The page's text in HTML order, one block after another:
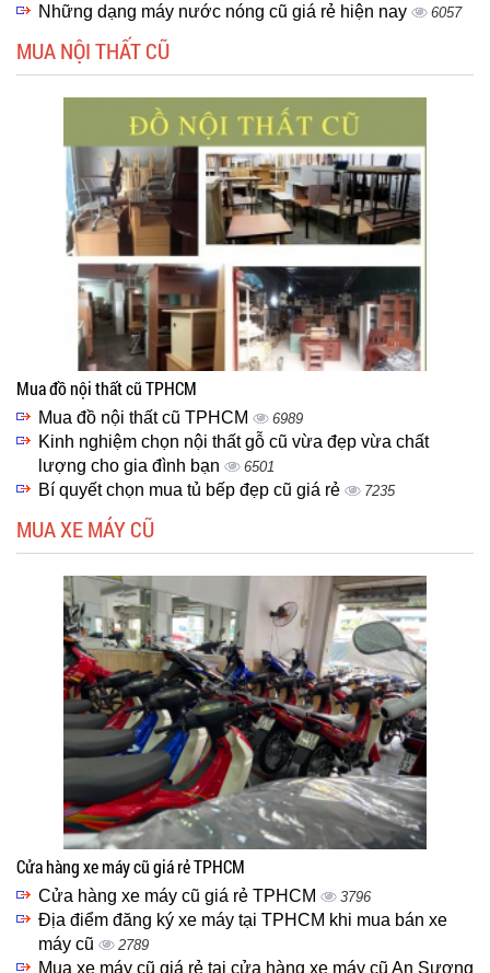
Những dạng máy nước nóng cũ giá rẻ hiện nay 6057
MUA NỘI THẤT CŨ
Mua đồ nội thất cũ TPHCM
Mua đồ nội thất cũ TPHCM 6989
Kinh nghiệm chọn nội thất gỗ cũ vừa đẹp vừa chất
lượng cho gia đình bạn
6501
Bí quyết chọn mua tủ bếp đẹp cũ giá rẻ 7235
MUA XE MÁY CŨ
Cửa hàng xe máy cũ giá rẻ TPHCM
Cửa hàng xe máy cũ giá rẻ TPHCM 3796
Địa điểm đăng ký xe máy tại TPHCM khi mua bán xe
máy cũ
2789
Mua xe máy cũ giá rẻ tại cửa hàng xe máy cũ An Sương